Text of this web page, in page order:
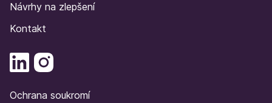
Návrhy na zlepšení
Kontakt
Ochrana soukromí